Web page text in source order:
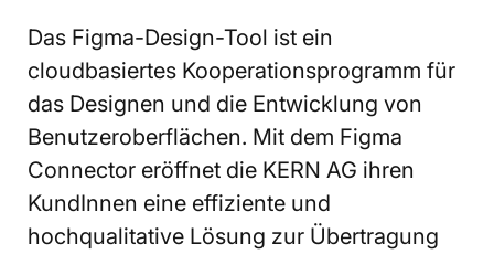
Das Figma-Design-Tool ist ein
cloudbasiertes Kooperationsprogramm für
das Designen und die Entwicklung von
Benutzeroberflächen. Mit dem Figma
Connector eröffnet die KERN AG ihren
KundInnen eine effiziente und
hochqualitative Lösung zur Übertragung